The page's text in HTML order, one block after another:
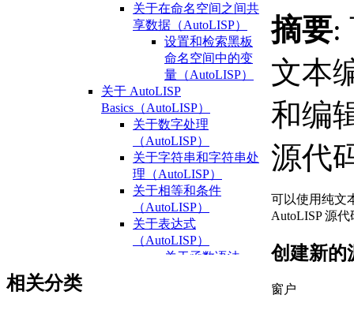
关于在命名空间之间共
享数据（AutoLISP）
设置和检索黑板
命名空间中的变
量（AutoLISP）
关于 AutoLISP
Basics（AutoLISP）
关于数字处理
（AutoLISP）
关于字符串和字符串处
理（AutoLISP）
关于相等和条件
（AutoLISP）
关于表达式
（AutoLISP）
关于函数语法
相关分类
摘要:
文本
和编
源代
可以使用纯文
AutoLISP 源
创建新的
窗户